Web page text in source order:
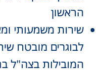
הראשון
שירות משמעותי
לבוגרים מובטח
המובילות בצה"ל